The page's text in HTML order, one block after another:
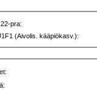
pra:
(Aivolis. kääpiökasv.):